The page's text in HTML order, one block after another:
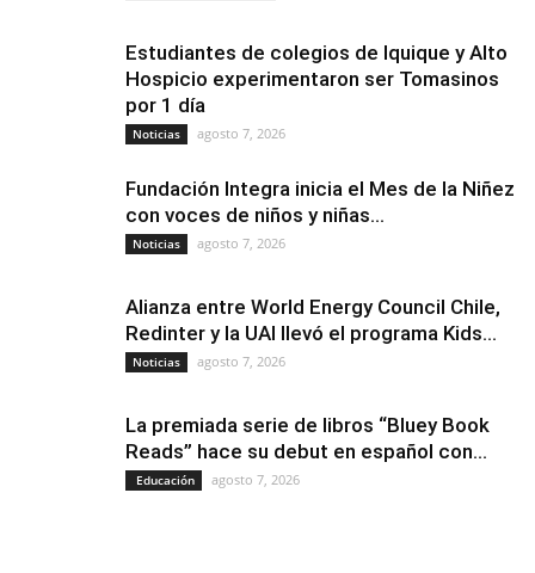
Estudiantes de colegios de Iquique y Alto
Hospicio experimentaron ser Tomasinos
por 1 día
Noticias agosto 7, 2026
Fundación Integra inicia el Mes de la Niñez
con voces de niños y niñas...
Noticias agosto 7, 2026
Alianza entre World Energy Council Chile,
Redinter y la UAI llevó el programa Kids...
Noticias agosto 7, 2026
La premiada serie de libros “Bluey Book
Reads” hace su debut en español con...
Educación agosto 7, 2026